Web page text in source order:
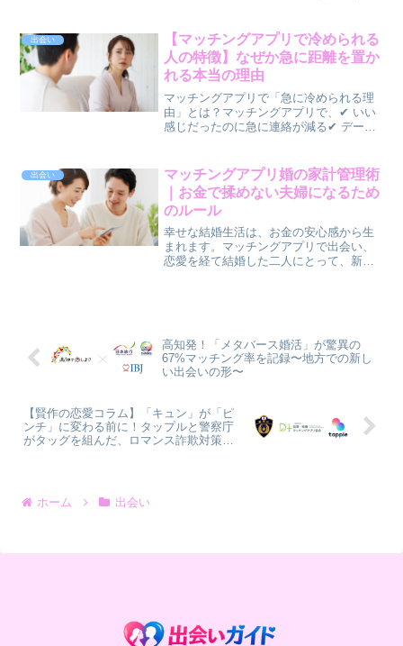
か？一方で、✔ 特別イケメン・美人じゃ
なくても✔ なぜか...
出会い
【マッチングアプリで冷められる
人の特徴】なぜか急に距離を置か
れる本当の理由
マッチングアプリで「急に冷められる理
由」とは？マッチングアプリで、✔ いい
感じだったのに急に連絡が減る✔ デート
か？「何か悪いことした？」と悩む人も
多いですが、実は―...
出会い
マッチングアプリ婚の家計管理術
｜お金で揉めない夫婦になるため
のルール
幸せな結婚生活は、お金の安心感から生
まれます。マッチングアプリで出会い、
恋愛を経て結婚した二人にとって、新生
高知発！「メタバース婚活」が驚異の
67%マッチング率を記録〜地方での新し
い出会いの形〜
【賢作の恋愛コラム】「キュン」が「ピ
ンチ」に変わる前に！タップルと警察庁
がタッグを組んだ、ロマンス詐欺対策の
ホーム 出会い